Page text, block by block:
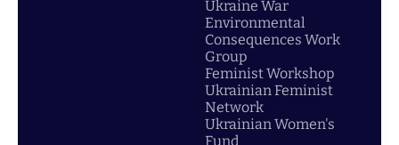
Ukraine War
Environmental
Consequences Work
Group
Feminist Workshop
Ukrainian Feminist
Network
Ukrainian Women's
Fund